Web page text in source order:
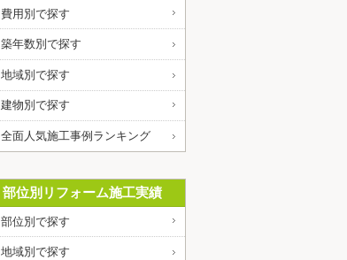
費用別で探す
築年数別で探す
地域別で探す
建物別で探す
全面人気施工事例ランキング
部位別リフォーム施工実績
部位別で探す
地域別で探す